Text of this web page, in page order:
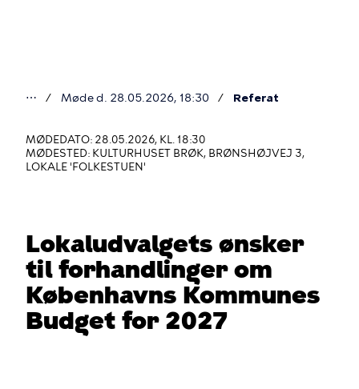
er
her
⋯ Møde d. 28.05.2026, 18:30 Referat
MØDEDATO: 28.05.2026, KL. 18:30
MØDESTED: KULTURHUSET BRØK, BRØNSHØJVEJ 3,
LOKALE 'FOLKESTUEN'
Lokaludvalgets ønsker
til forhandlinger om
Københavns Kommunes
Budget for 2027